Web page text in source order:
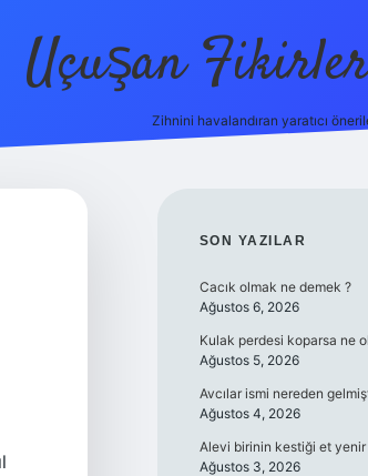
Uçuşan
Zihnini havalandıran yaratıcı
SON YAZILAR
Cacık olmak ne demek ?
Ağustos 6, 2026
Kulak perdesi koparsa ne
Ağustos 5, 2026
Avcılar ismi nereden
Ağustos 4, 2026
Alevi birinin kestiği et yenir
Ağustos 3, 2026